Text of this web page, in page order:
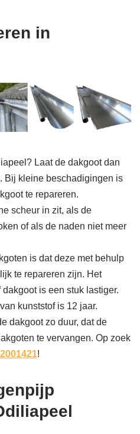
in
Laat de dakgoot dan
Bij kleine beschadigingen is
te repareren.
scheur in zit, als de
of als de naden niet meer
is dat deze met behulp
te repareren zijn. Het
is een stuk lastiger.
kunststof is 12 jaar.
dakgoot zo duur, dat de
te vervangen. Op zoek
!